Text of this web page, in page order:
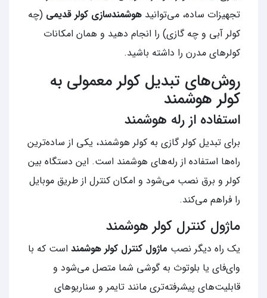
تجهیزات ساده، می‌توانید هوشمندسازی کولر قدیمی (چه
کولر آبی و چه گازی) را انجام دهید و همان امکانات
کولرهای مدرن را داشته باشید.
روش‌های تبدیل کولر معمولی به
کولر هوشمند
استفاده از رله هوشمند
برای تبدیل کولر گازی به کولر هوشمند، یکی از ساده‌ترین
راه‌ها استفاده از رله‌های هوشمند است. این دستگاه بین
کولر و برق نصب می‌شود و امکان کنترل از طریق موبایل
را فراهم می‌کند.
ماژول کنترل کولر هوشمند
یک راه دیگر نصب ماژول کنترل کولر هوشمند است که با
وای‌فای یا بلوتوث به گوشی شما متصل می‌شود و
قابلیت‌های پیشرفته‌تری مانند تایمر و سناریوهای